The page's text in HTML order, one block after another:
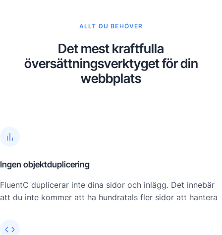
ALLT DU BEHÖVER
Det mest kraftfulla
översättningsverktyget för din
webbplats
Ingen objektduplicering
FluentC duplicerar inte dina sidor och inlägg. Det innebär
att du inte kommer att ha hundratals fler sidor att hantera